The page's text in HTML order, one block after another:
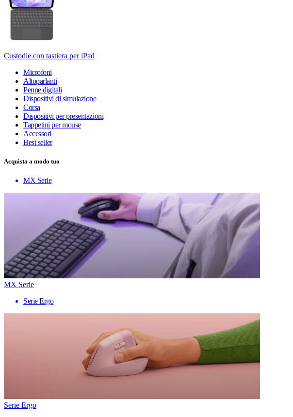
Custodie con tastiera per iPad
Microfoni
Altoparlanti
Penne digitali
Dispositivi di simulazione
Corsa
Dispositivi per presentazioni
Tappetini per mouse
Accessori
Best seller
Acquista a modo tuo
MX Serie
MX Serie
Serie Ergo
Serie Ergo